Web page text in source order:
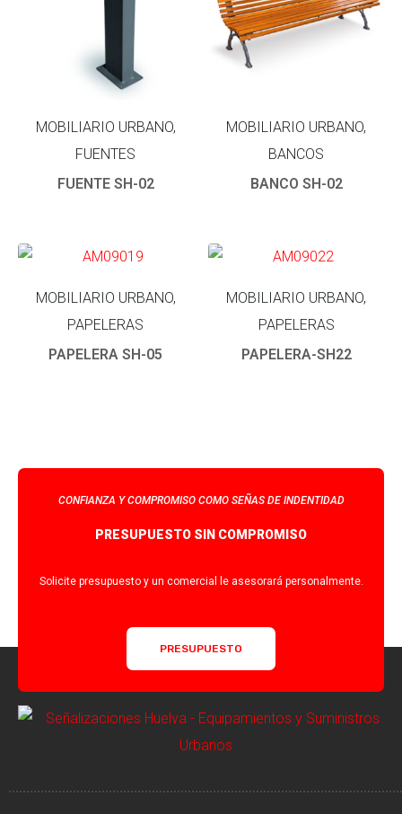
MOBILIARIO URBANO,
FUENTES
FUENTE SH-02
MOBILIARIO URBANO,
BANCOS
BANCO SH-02
MOBILIARIO URBANO,
PAPELERAS
PAPELERA SH-05
MOBILIARIO URBANO,
PAPELERAS
PAPELERA-SH22
CONFIANZA Y COMPROMISO COMO SEÑAS DE INDENTIDAD
PRESUPUESTO SIN COMPROMISO
Solicite presupuesto y un comercial le asesorará personalmente.
PRESUPUESTO